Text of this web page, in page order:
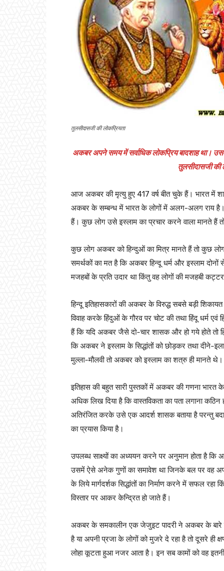
तुलसीदासजी की लोकप्रियता
अकबर अपने समय में सर्वाधिक लोकप्रिय बादशाह था।
तुलसीदासजी की
आज अकबर की मृत्यु हुए 417 वर्ष बीत चुके हैं। भारत में
अकबर के सम्बन्ध में भारत के लोगों में अलग-अलग राय
हैं। कुछ लोग उसे इस्लाम का प्रचार करने वाला मानते हैं
कुछ लोग अकबर को हिन्दुओं का मित्र मानते हैं तो कुछ
समर्थकों का मत है कि अकबर हिन्दू धर्म और इस्लाम दोनों
मजहबों के प्रति उदार था किंतु वह लोगों की मजहबी
हिन्दू इतिहासकारों की अकबर के विरुद्ध सबसे बड़ी
विवाह करके हिंदुओं के गौरव पर चोट की तथा हिंदू धर्म
हैं कि यदि अकबर जैसे दो-चार शासक और हो गये होते तो
कि अकबर ने इस्लाम के सिद्धांतों को छोड़कर तथा दीने-
मुल्ला-मौलवी तो अकबर को इस्लाम का शत्रु ही मानते थे।
इतिहास की बहुत सारी पुस्तकों में अकबर की गणना भारत
अधिक लिख दिया है कि वास्तविकता का पता लगाना
अतिरंजित करके उसे एक आदर्श शासक बताया है परन्तु
का प्रयास किया है।
उपलब्ध साक्ष्यों का अध्ययन करने पर अनुमान होता है
उसमें ऐसे अनेक गुणों का समावेश था जिनके बल पर वह
के लिये मार्गदर्शक सिद्धांतों का निर्माण करने में सफल
विस्तार पर आकर केन्द्रित हो जाते हैं।
अकबर के समकालीन एक जेजुइट पादरी ने अकबर के बारे
है या अपनी प्रजा के लोगों को मुजरे दे रहा है तो दूसरे
लोहा कूटता हुआ नजर आता है। इन सब कामों को वह